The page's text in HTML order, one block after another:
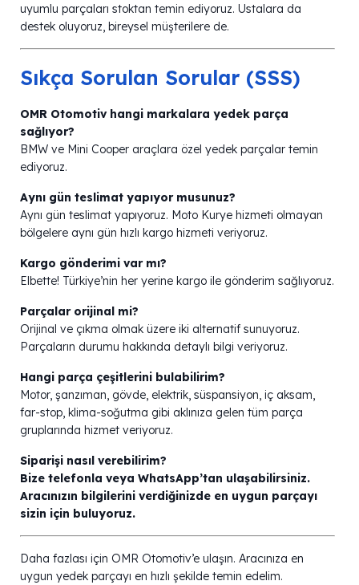
uyumlu parçaları stoktan temin ediyoruz. Ustalara da
destek oluyoruz, bireysel müşterilere de.
Sıkça Sorulan Sorular (SSS)
OMR Otomotiv hangi markalara yedek parça
sağlıyor?
BMW ve Mini Cooper araçlara özel yedek parçalar temin
ediyoruz.
Aynı gün teslimat yapıyor musunuz?
Aynı gün teslimat yapıyoruz. Moto Kurye hizmeti olmayan
bölgelere aynı gün hızlı kargo hizmeti veriyoruz.
Kargo gönderimi var mı?
Elbette! Türkiye’nin her yerine kargo ile gönderim sağlıyoruz.
Parçalar orijinal mi?
Orijinal ve çıkma olmak üzere iki alternatif sunuyoruz.
Parçaların durumu hakkında detaylı bilgi veriyoruz.
Hangi parça çeşitlerini bulabilirim?
Motor, şanzıman, gövde, elektrik, süspansiyon, iç aksam,
far-stop, klima-soğutma gibi aklınıza gelen tüm parça
gruplarında hizmet veriyoruz.
Siparişi nasıl verebilirim?
Bize telefonla veya WhatsApp’tan ulaşabilirsiniz.
Aracınızın bilgilerini verdiğinizde en uygun parçayı
sizin için buluyoruz.
Daha fazlası için OMR Otomotiv’e ulaşın. Aracınıza en
uygun yedek parçayı en hızlı şekilde temin edelim.